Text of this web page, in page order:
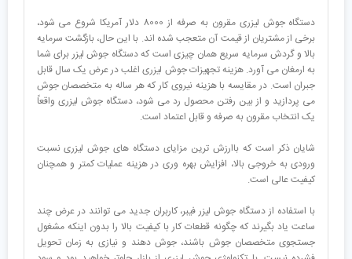
دستگاه جوش لیزری مقرون به صرفه از 8000 دلار آمریکا شروع می شود،
برخی از مشتریان از قیمت آن متعجب شده اند. با این حال، بازگشت سرمایه
بالا و گردش سرمایه سریع همان چیزی است که دستگاه جوش لیزر برای شما
به ارمغان می آورد. هزینه تجهیزات جوش لیزری اغلب در عرض یک سال قابل
جبران است. در مقایسه با هزینه نیروی کار که هر ساله به متخصصان جوش
می پردازید و از بین رفتن محصول رد می شود، دستگاه جوش لیزری واقعاً
یک انتخاب مقرون به صرفه و قابل اعتماد است.
شایان ذکر است که باارزش ترین مزایای دستگاه های جوش لیزری نسبت
ورودی به خروجی بالا، افزایش بهره وری در هزینه عملیات کمتر و همچنان
کیفیت عالی است.
با استفاده از دستگاه جوش لیزر فیبر، کاربران جدید می توانند در عرض چند
ساعت یاد بگیرند که چگونه قطعات کار با کیفیت بالا را بدون اینکه مشغول
جستجوی متخصصان جوش باشند، جوش دهند و نیازی به زمان تحویل